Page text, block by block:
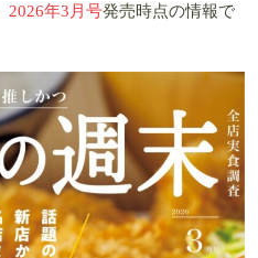
2026年3月号発売時点の情報で